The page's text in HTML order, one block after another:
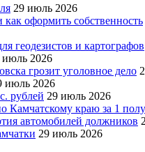
29 июль 2026
оформить собственность
геодезистов и картографов
июль 2026
грозит уголовное дело
июль 2026
рублей 29 июль 2026
Камчатскому краю за 1
автомобилей должников
29 июль 2026